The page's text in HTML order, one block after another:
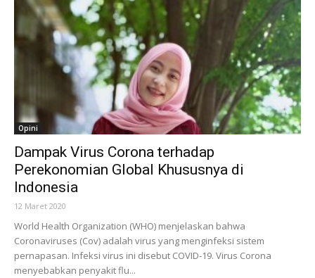
Opini
Dampak Virus Corona terhadap
Perekonomian Global Khususnya di
Indonesia
12 Maret 2020
World Health Organization (WHO) menjelaskan bahwa
Coronaviruses (Cov) adalah virus yang menginfeksi sistem
pernapasan. Infeksi virus ini disebut COVID-19. Virus Corona
menyebabkan penyakit flu...